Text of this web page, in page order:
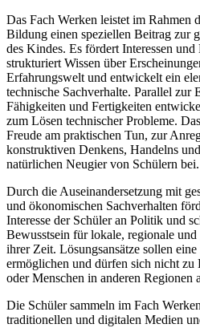
Das Fach Werken leistet im Rahmen
Bildung einen speziellen Beitrag zur
des Kindes. Es fördert Interessen
strukturiert Wissen über
Erfahrungswelt und entwickelt ein
technische Sachverhalte. Parallel zur
Fähigkeiten und Fertigkeiten
zum Lösen technischer Probleme.
Freude am praktischen Tun, zur
konstruktiven Denkens, Handelns
natürlichen Neugier von Schülern bei.
Durch die Auseinandersetzung mit
und ökonomischen Sachverhalten
Interesse der Schüler an Politik und
Bewusstsein für lokale, regionale
ihrer Zeit. Lösungsansätze sollen
ermöglichen und dürfen sich nicht zu
oder Menschen in anderen Regionen
Die Schüler sammeln im Fach
traditionellen und digitalen Medien